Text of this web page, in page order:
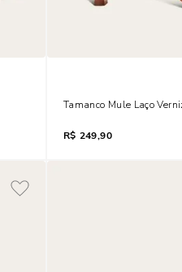
Quadrado Marrom Cocoa
Tamanco Mule Laço
R$ 249,90